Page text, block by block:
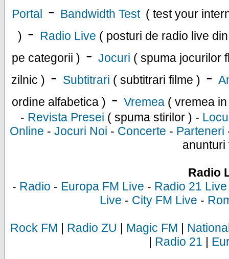
Portal - Bandwidth Test ( test your
) - Radio Live ( posturi de radio live
pe categorii ) - Jocuri ( spuma jocurilor
zilnic ) - Subtitrari ( subtitrari filme ) -
ordine alfabetica ) - Vremea ( vremea
- Revista Presei ( spuma stirilor ) -
Online - Jocuri Noi - Concerte - Parteneri
anunturi
Radio
- Radio - Europa FM Live - Radio 21 Live
Live - City FM Live -
Rock FM | Radio ZU | Magic FM |
| Radio 21 |